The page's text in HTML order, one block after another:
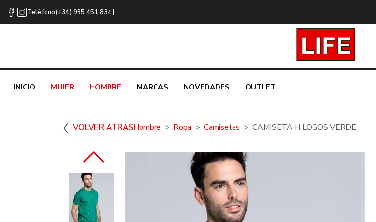
Teléfono(+34) 985 451 834 |
INICIO MUJER HOMBRE MARCAS NOVEDADES OUTLET
VOLVER ATRÁSHombre Ropa Camisetas CAMISETA H LOGOS VERDE